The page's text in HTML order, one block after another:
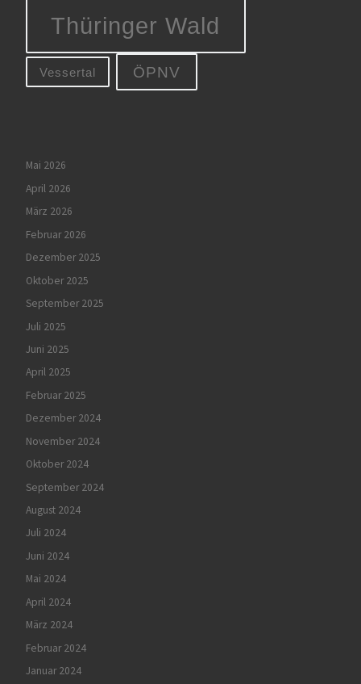
Thüringer Wald
Vessertal ÖPNV
Mai 2026
April 2026
März 2026
Februar 2026
Dezember 2025
Oktober 2025
September 2025
Juli 2025
Juni 2025
April 2025
Februar 2025
Dezember 2024
November 2024
Oktober 2024
September 2024
August 2024
Juli 2024
Juni 2024
Mai 2024
April 2024
März 2024
Februar 2024
Januar 2024